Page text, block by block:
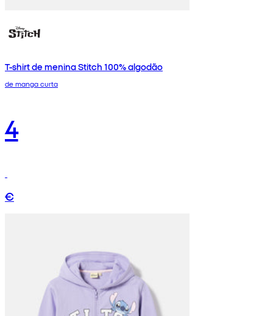
T-shirt de menina Stitch 100% algodão
de manga curta
4
€